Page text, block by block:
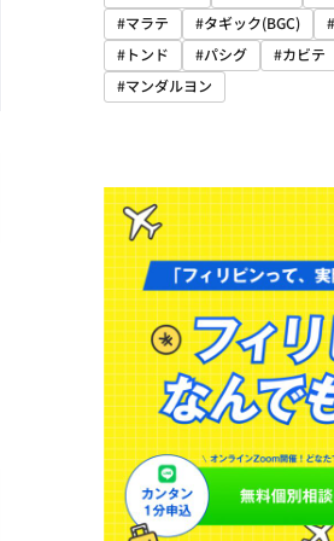
#マラテ
#タギック(BGC)
#トンド
#パシグ #カビテ
#マンダルヨン